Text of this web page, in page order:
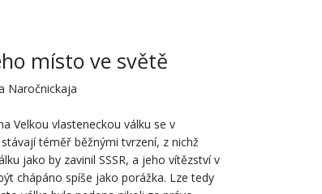
místo ve světě
Naročnickaja
Velkou vlasteneckou válku se v
téměř běžnými tvrzení, z nichž
jako by zavinil SSSR, a jeho vítězství v
chápáno spíše jako porážka. Lze tedy